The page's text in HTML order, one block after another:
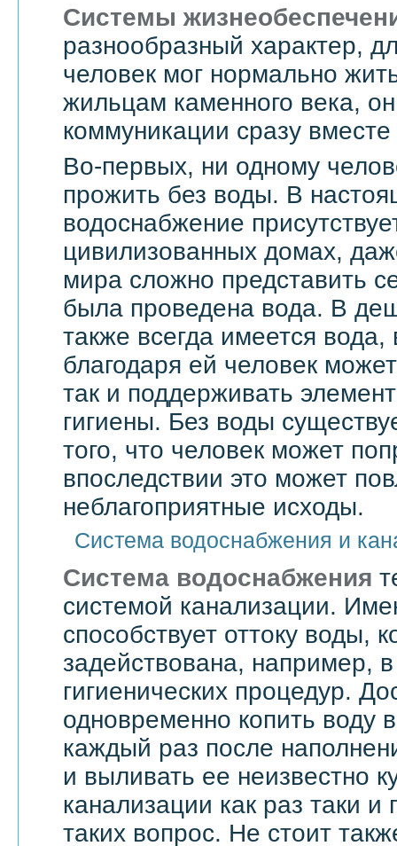
Системы
разнообразный характер,
человек мог нормально
жильцам каменного века,
коммуникации сразу
Во-первых, ни одному
прожить без воды. В
водоснабжение
цивилизованных домах,
мира сложно представить
была проведена вода. В
также всегда имеется
благодаря ей человек
так и поддерживать
гигиены. Без воды
того, что человек может
впоследствии это может
неблагоприятные исходы.
Система водоснабжения и
Система водоснабжения
системой канализации.
способствует оттоку воды,
задействована, например,
гигиенических процедур.
одновременно копить воду
каждый раз после
и выливать ее неизвестно
канализации как раз таки и
таких вопрос. Не стоит